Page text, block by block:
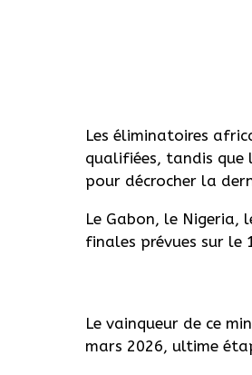
Les éliminatoires
qualifiées, tandis que
pour décrocher la
Le Gabon, le Nigeria,
finales prévues sur le
Le vainqueur de ce
mars 2026, ultime